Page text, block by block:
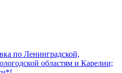
по Ленинградской,
областям и Карелии;